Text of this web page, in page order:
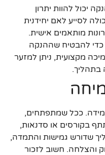
יכול להוות יתרון
לסייע לאם יחידנית
מותאמים אישית.
כדי להבטיח שההנקה
מקצועית, ניתן למזער
בתהליך.
ככל שמתפתחים,
בקורסים או סדנאות,
שדורש גמישות והתמדה,
והצלחה. חשוב לזכור